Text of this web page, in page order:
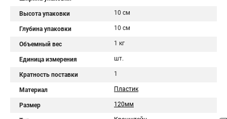
Высота упаковки 10 см
Глубина упаковки 10 см
Объемный вес 1 кг
Единица измерения шт.
Кратность поставки 1
Материал Пластик
Размер 120мм